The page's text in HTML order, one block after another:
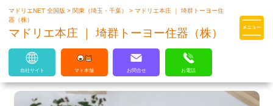
マドリエはLIXILの厳しい基準を
マドリエNET 全国版> 関東（埼玉・千葉）>マドリエ本庄 ｜ 埼群トーヨー住
器（株）
マドリエ本庄 ｜ 埼群トーヨー住器（株）
自社サイト マド本舗 お問合せ お電話